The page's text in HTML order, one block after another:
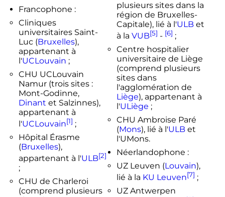
Francophone :
Cliniques
universitaires Saint-
Luc (Bruxelles),
appartenant à
l'UCLouvain ;
CHU UCLouvain
Namur (trois sites :
Mont-Godinne,
Dinant et Salzinnes),
appartenant à
l'UCLouvain[1] ;
Hôpital Érasme
(Bruxelles),
appartenant à l'ULB[2]
;
CHU de Charleroi
(comprend plusieurs
plusieurs sites dans la
région de Bruxelles-
Capitale), lié à l'ULB et
à la VUB[5] - [6] ;
Centre hospitalier
universitaire de Liège
(comprend plusieurs
sites dans
l'agglomération de
Liège), appartenant à
l'ULiège ;
CHU Ambroise Paré
(Mons), lié à l'ULB et
l'UMons.
Néerlandophone :
UZ Leuven (Louvain),
lié à la KU Leuven[7] ;
UZ Antwerpen